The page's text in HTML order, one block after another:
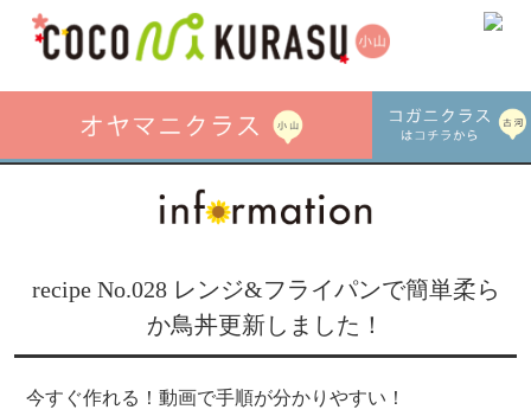
recipe No.028 レンジ&フライパンで簡単柔ら
か鳥丼更新しました！
今すぐ作れる！動画で手順が分かりやすい！